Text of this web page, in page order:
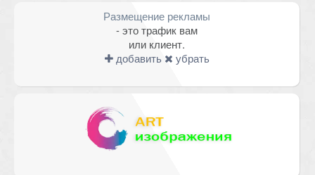
Email *
Размещение рекламы
- это трафик вам
или клиент.
добавить
убрать